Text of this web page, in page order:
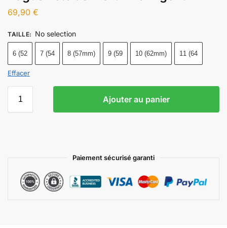
69,90 €
TAILLE: No selection
6 (52 7 (54 8 (57mm) 9 (59 10 (62mm) 11 (64
Effacer
Ajouter au panier
Paiement sécurisé garanti